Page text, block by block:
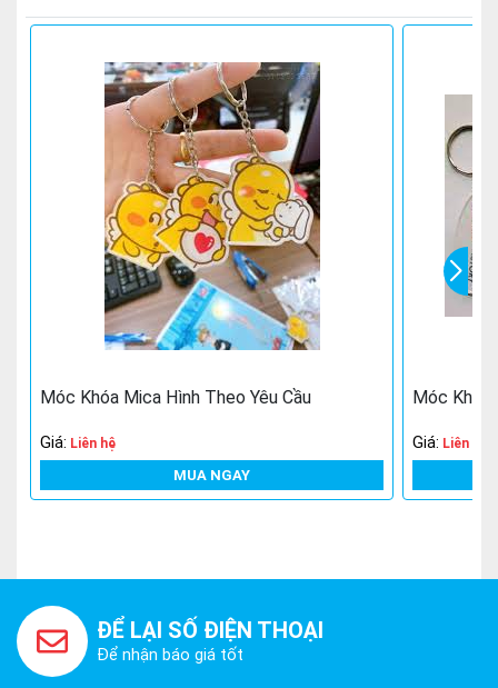
Móc Khóa Mica Hình Theo Yêu Cầu
Giá: Liên hệ
MUA NGAY
Móc Khóa
Giá: Liên hệ
ĐỂ LẠI SỐ ĐIỆN THOẠI
Để nhận báo giá tốt